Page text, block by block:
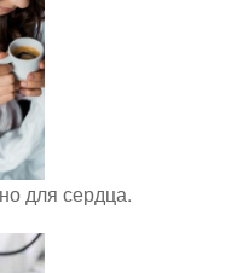
для сердца.